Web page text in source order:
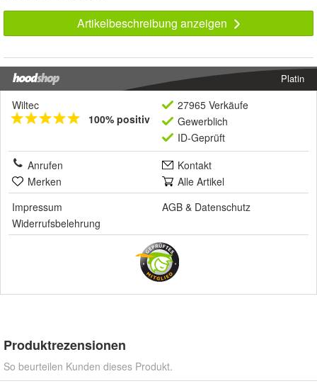
Artikelbeschreibung anzeigen
Platin
Wiltec
100% positiv
27965 Verkäufe
Gewerblich
ID-Geprüft
Anrufen
Kontakt
Merken
Alle Artikel
Impressum
AGB & Datenschutz
Widerrufsbelehrung
Produktrezensionen
So beurteilen Kunden dieses Produkt.